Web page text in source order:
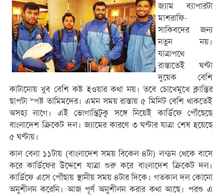
জ্যাম ব্যাপারটা
মাশরাফি-
সাকিবদের জন্য
নতুন নয়।
যাত্রাপথে
রাস্তাতেই ঘণ্টা
দুয়েক বেশি
কাটানোয় খুব বেশি কষ্ট হওয়ার কথা নয়। তবে চোখেমুখে ক্লান্তির
ছাপটা স্পষ্ট তামিমদের। এমন সময় রাস্তায় ৫ মিনিট বেশি থাকতেই
অসহ্য লাগে। এই ভোগান্তিটুকু সঙ্গে নিয়েই কার্ডিফে পৌঁছেছে
বাংলাদেশ ক্রিকেট দল। জ্যামের কারণে ৩ ঘণ্টার যাত্রা শেষ হয়েছে
৫ ঘণ্টায়।
কাল বেলা ১১টায় (বাংলাদেশ সময় বিকেল ৪টা) লন্ডন থেকে বাসে
করে কার্ডিফের উদ্দেশে যাত্রা শুরু করে বাংলাদেশ ক্রিকেট দল।
কার্ডিফে এসে পৌঁছায় স্থানীয় সময় ৪টার দিকে। গতকাল দল কোনো
অনুশীলন করেনি। আজ পূর্ণ অনুশীলন করার কথা আছে। পরশু এ